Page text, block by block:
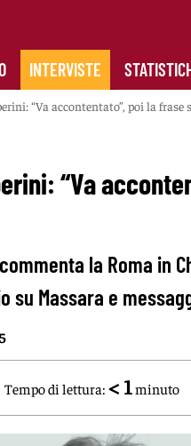
INTERVISTE
“Va accontentato”, poi la frase
“Va
la Roma in
Massara e
Tempo di lettura: < 1 minuto